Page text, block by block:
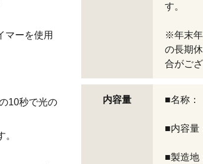
マーを使用
10秒で光の
す。
※年末年
の長期
合がござ
内容量 ■名称：
■内容量
■製造地